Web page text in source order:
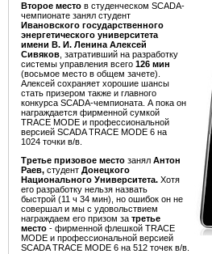
Второе место в студенческом SCADA-
чемпионате занял студент
Ивановского государственного
энергетического университета
имени В. И. Ленина Алексей
Сивяков , затративший на разработку
системы управления всего 126 мин
(восьмое место в общем зачете).
Алексей сохраняет хорошие шансы
стать призером также и главного
конкурса SCADA-чемпионата. А пока он
награждается фирменной сумкой
TRACE MODE и профессиональной
версией SCADA TRACE MODE 6 на
1024 точки в/в.
Третье призовое место занял Антон
Раев, студент Донецкого
Национального Университета. Хотя
его разработку нельзя назвать
быстрой (11 ч 34 мин), но ошибок он не
совершал и мы с удовольствием
награждаем его призом за третье
место - фирменной флешкой TRACE
MODE и профессиональной версией
SCADA TRACE MODE 6 на 512 точек в/в.